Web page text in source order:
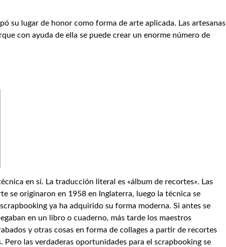
su lugar de honor como forma de arte aplicada. Las artesanas
con ayuda de ella se puede crear un enorme número de
en sí. La traducción literal es «álbum de recortes». Las
se originaron en 1958 en Inglaterra, luego la técnica se
ya ha adquirido su forma moderna. Si antes se
en un libro o cuaderno, más tarde los maestros
y otras cosas en forma de collages a partir de recortes
Pero las verdaderas oportunidades para el scrapbooking se